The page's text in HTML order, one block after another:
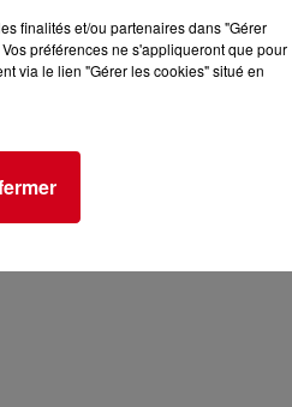
Gestion des
2022
finalités et/ou partenaires dans "Gérer
préférences ne s'appliqueront que pour
via le lien "Gérer les cookies" situé en